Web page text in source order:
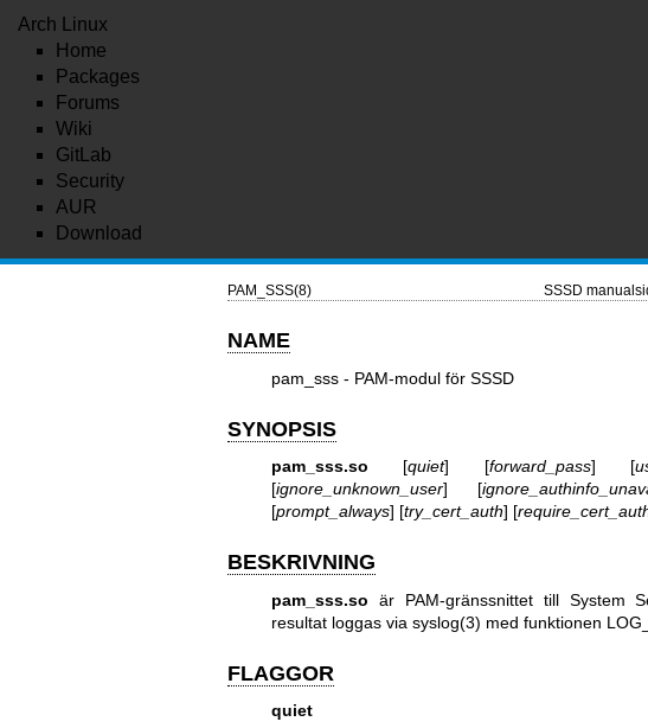
Arch Linux
Home
Packages
Forums
Wiki
GitLab
Security
AUR
Download
PAM_SSS(8) SSSD
NAME
pam_sss - PAM-modul för SSSD
SYNOPSIS
pam_sss.so [quiet] [forward_pass] [
[ignore_unknown_user] [
[prompt_always] [try_cert_auth] [
BESKRIVNING
pam_sss.so är PAM-gränssnittet till System
resultat loggas via syslog(3) med funktionen
FLAGGOR
quiet